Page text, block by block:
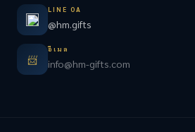
LINE OA
@hm.gifts
📨
อีเมล
info@hm-gifts.com